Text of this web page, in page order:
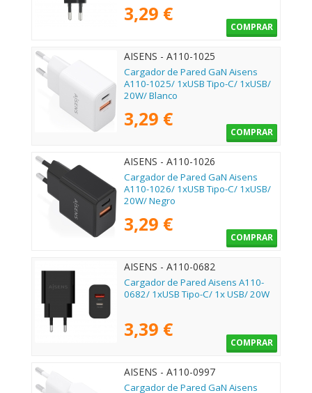
3,29 €
COMPRAR
AISENS - A110-1025
Cargador de Pared GaN Aisens
A110-1025/ 1xUSB Tipo-C/ 1xUSB/
20W/ Blanco
3,29 €
COMPRAR
AISENS - A110-1026
Cargador de Pared GaN Aisens
A110-1026/ 1xUSB Tipo-C/ 1xUSB/
20W/ Negro
3,29 €
COMPRAR
AISENS - A110-0682
Cargador de Pared Aisens A110-
0682/ 1xUSB Tipo-C/ 1x USB/ 20W
3,39 €
COMPRAR
AISENS - A110-0997
Cargador de Pared GaN Aisens